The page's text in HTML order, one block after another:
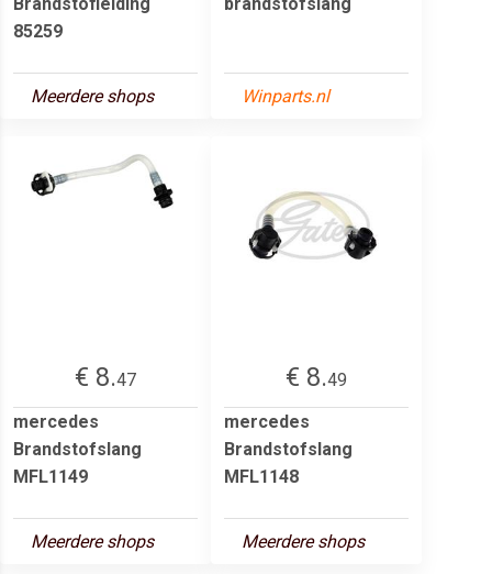
85259
Meerdere shops Winparts.nl
€ 8.47
mercedes
Brandstofslang
MFL1149
Meerdere shops
€ 8.49
mercedes
Brandstofslang
MFL1148
Meerdere shops